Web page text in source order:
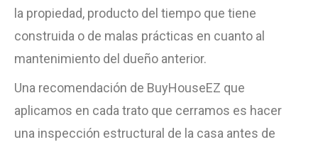
la propiedad, producto del tiempo que tiene
construida o de malas prácticas en cuanto al
mantenimiento del dueño anterior.
Una recomendación de BuyHouseEZ que
aplicamos en cada trato que cerramos es hacer
una inspección estructural de la casa antes de